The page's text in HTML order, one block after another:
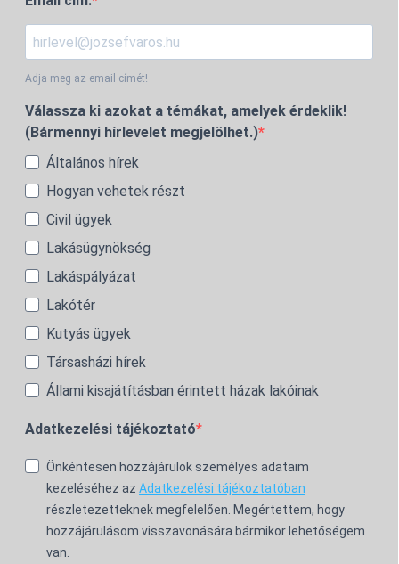
Adja meg az email címét!
Válassza ki azokat a témákat, amelyek érdeklik!
(Bármennyi hírlevelet megjelölhet.)
Általános hírek
Hogyan vehetek részt
Civil ügyek
Lakásügynökség
Lakáspályázat
Lakótér
Kutyás ügyek
Társasházi hírek
Állami kisajátításban érintett házak lakóinak
Adatkezelési tájékoztató
Önkéntesen hozzájárulok személyes adataim
kezeléséhez az Adatkezelési tájékoztatóban
részletezetteknek megfelelően. Megértettem, hogy
hozzájárulásom visszavonására bármikor lehetőségem
van.